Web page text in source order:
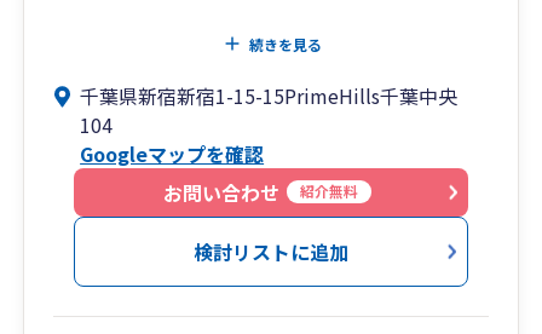
法人・個人問わず、税務申告や記帳代行、経理支
応。
特に創業間もない企業や個人事業主の方に対して
は、経営のスタートをしっかりと支えるサポート
に力を入れています。
「税理士に相談するのは初めて」「経理や税金が
苦手」という方にも安心していただけるよう、専
続きを見る
千葉県新宿新宿1-15-15PrimeHills千葉中央
104
Googleマップを確認
お問い合わせ
紹介無料
検討リストに追加